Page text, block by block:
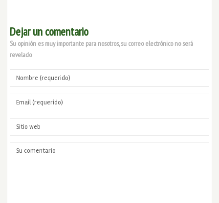
Dejar un comentario
Su opinión es muy importante para nosotros, su correo electrónico no será
revelado